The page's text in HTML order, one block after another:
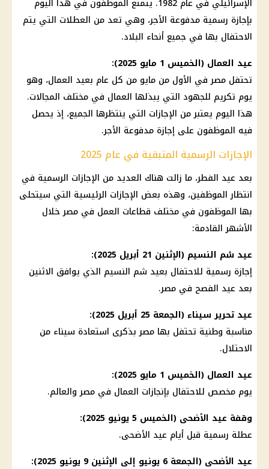
بإجازة رسمية مدفوعة الأجر، وهي تعد من العطلات التي يتم
الاحتفال بها في جميع أنحاء البلاد.
عيد العمال (الخميس 1 مايو 2025):
تحتفل مصر في الأول من مايو من كل عام بعيد العمال، وهو
يوم تكريم للجهود التي يبذلها العمال في مختلف المجالات.
هذا اليوم يعتبر من الإجازات التي ينتظرها الجميع، إذ يحصل
فيه الموظفون على إجازة مدفوعة الأجر.
الإجازات الرسمية المتبقية في عام 2025
بعد عيد الفطر، ما زالت هناك العديد من الإجازات الرسمية في
انتظار الموظفين، وهذه بعض الإجازات الرئيسية التي سيتحلى
بها الموظفون في مختلف قطاعات العمل في مصر خلال
الأشهر القادمة:
عيد شم النسيم (الإثنين 21 أبريل 2025):
إجازة رسمية للاحتفال بعيد شم النسيم الذي يوافق الاثنين
بعد عيد الفصح في مصر.
عيد تحرير سيناء (الجمعة 25 أبريل 2025):
مناسبة وطنية تحتفل بها مصر بذكرى استعادة سيناء من
الاحتلال.
عيد العمال (الخميس 1 مايو 2025):
يوم مخصص للاحتفال بإنجازات العمال في مصر والعالم.
وقفة عيد الأضحى (الخميس 5 يونيو 2025):
عطلة رسمية قبل أيام عيد الأضحى.
عيد الأضحى (الجمعة 6 يونيو إلى الإثنين 9 يونيو 2025):